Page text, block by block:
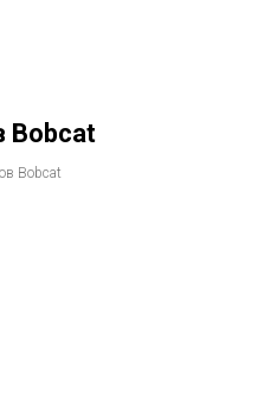
Bobcat​
Bobcat